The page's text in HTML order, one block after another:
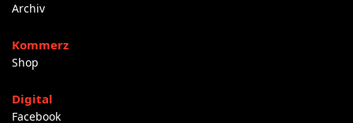
Archiv
Kommerz
Shop
Digital
Facebook